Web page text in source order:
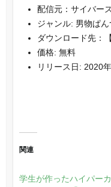
配信元：サイバー
ジャンル: 男物ぱ
ダウンロード先：【
価格: 無料
リリース日: 2020
関連
学生が作ったハイパー